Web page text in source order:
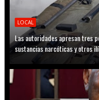
LOCAL
Las autoridades apresan tres
sustancias narcóticas y otros